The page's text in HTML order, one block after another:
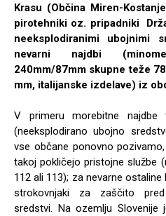
Krasu (Občina Miren-
pirotehniki oz. pripadniki
neeksplodiranimi ubojnimi
nevarni najdbi
240mm/87mm skupne teže
mm, italijanske izdelave) iz
V primeru morebitne najdbe
(neeksplodirano ubojno
vse občane ponovno
takoj pokličejo pristojne službe
112 ali 113); za nevarne
strokovnjaki za zaščito pred
sredstvi. Na ozemlju